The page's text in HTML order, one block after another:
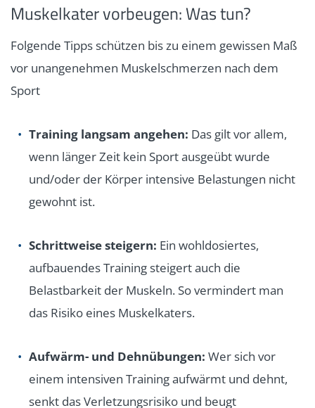
Muskelkater vorbeugen: Was tun?
Folgende Tipps schützen bis zu einem gewissen Maß
vor unangenehmen Muskelschmerzen nach dem
Sport
Training langsam angehen: Das gilt vor allem,
wenn länger Zeit kein Sport ausgeübt wurde
und/oder der Körper intensive Belastungen nicht
gewohnt ist.
Schrittweise steigern: Ein wohldosiertes,
aufbauendes Training steigert auch die
Belastbarkeit der Muskeln. So vermindert man
das Risiko eines Muskelkaters.
Aufwärm- und Dehnübungen: Wer sich vor
einem intensiven Training aufwärmt und dehnt,
senkt das Verletzungsrisiko und beugt